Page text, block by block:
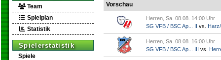
Team
Spielplan
Statistik
Spielerstatistik
Spiele
Vorschau
Herren, Sa. 08.08. 14:00 Uhr
SG VFB / BSC Ap... II vs.
Herren, Sa. 08.08. 16:00 Uhr
SG VFB / BSC Ap... III vs.